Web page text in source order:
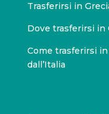
Trasferirsi in
Dove trasferirsi in
Come trasferirsi
dall’Italia